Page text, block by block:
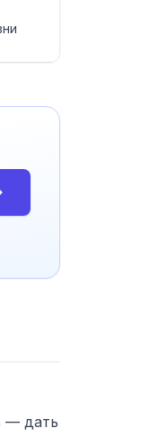
— дать